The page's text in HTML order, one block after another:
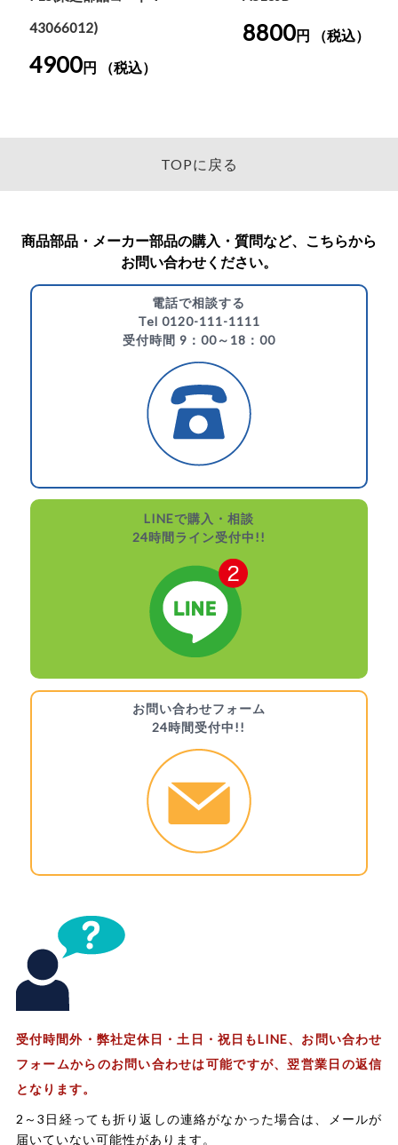
43066012)
4900円 （税込）
8800円 （税込）
TOPに戻る
商品部品・メーカー部品の購入・質問など、こちらから
お問い合わせください。
電話で相談する
Tel 0120-111-1111
受付時間 9：00～18：00
LINEで購入・相談
24時間ライン受付中!!
お問い合わせフォーム
24時間受付中!!
受付時間外・弊社定休日・土日・祝日もLINE、お問い合わせ
フォームからのお問い合わせは可能ですが、翌営業日の返信
となります。
2～3日経っても折り返しの連絡がなかった場合は、メールが
届いていない可能性があります。